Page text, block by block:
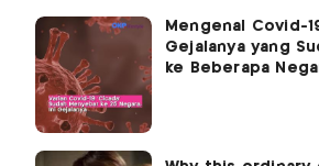
Mengenal Covid-
Gejalanya yang
ke Beberapa